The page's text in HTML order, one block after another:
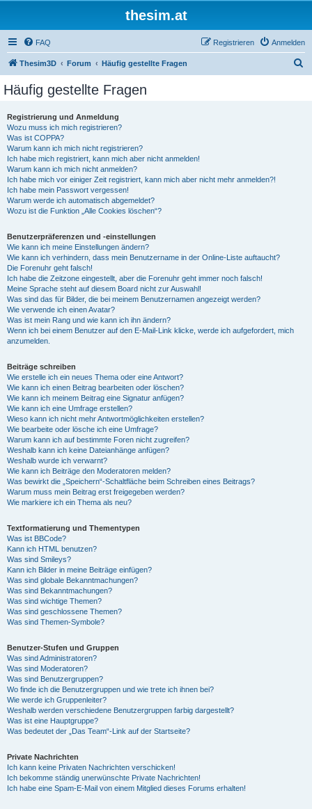
thesim.at
FAQ Anmelden
Registrieren
Thesim3D Forum Häufig gestellte Fragen
Häufig gestellte Fragen
Registrierung und Anmeldung
Wozu muss ich mich registrieren?
Was ist COPPA?
Warum kann ich mich nicht registrieren?
Ich habe mich registriert, kann mich aber nicht anmelden!
Warum kann ich mich nicht anmelden?
Ich habe mich vor einiger Zeit registriert, kann mich aber nicht mehr anmelden?!
Ich habe mein Passwort vergessen!
Warum werde ich automatisch abgemeldet?
Wozu ist die Funktion „Alle Cookies löschen“?
Benutzerpräferenzen und -einstellungen
Wie kann ich meine Einstellungen ändern?
Wie kann ich verhindern, dass mein Benutzername in der Online-Liste auftaucht?
Die Forenuhr geht falsch!
Ich habe die Zeitzone eingestellt, aber die Forenuhr geht immer noch falsch!
Meine Sprache steht auf diesem Board nicht zur Auswahl!
Was sind das für Bilder, die bei meinem Benutzernamen angezeigt werden?
Wie verwende ich einen Avatar?
Was ist mein Rang und wie kann ich ihn ändern?
Wenn ich bei einem Benutzer auf den E-Mail-Link klicke, werde ich aufgefordert, mich
anzumelden.
Beiträge schreiben
Wie erstelle ich ein neues Thema oder eine Antwort?
Wie kann ich einen Beitrag bearbeiten oder löschen?
Wie kann ich meinem Beitrag eine Signatur anfügen?
Wie kann ich eine Umfrage erstellen?
Wieso kann ich nicht mehr Antwortmöglichkeiten erstellen?
Wie bearbeite oder lösche ich eine Umfrage?
Warum kann ich auf bestimmte Foren nicht zugreifen?
Weshalb kann ich keine Dateianhänge anfügen?
Weshalb wurde ich verwarnt?
Wie kann ich Beiträge den Moderatoren melden?
Was bewirkt die „Speichern“-Schaltfläche beim Schreiben eines Beitrags?
Warum muss mein Beitrag erst freigegeben werden?
Wie markiere ich ein Thema als neu?
Textformatierung und Thementypen
Was ist BBCode?
Kann ich HTML benutzen?
Was sind Smileys?
Kann ich Bilder in meine Beiträge einfügen?
Was sind globale Bekanntmachungen?
Was sind Bekanntmachungen?
Was sind wichtige Themen?
Was sind geschlossene Themen?
Was sind Themen-Symbole?
Benutzer-Stufen und Gruppen
Was sind Administratoren?
Was sind Moderatoren?
Was sind Benutzergruppen?
Wo finde ich die Benutzergruppen und wie trete ich ihnen bei?
Wie werde ich Gruppenleiter?
Weshalb werden verschiedene Benutzergruppen farbig dargestellt?
Was ist eine Hauptgruppe?
Was bedeutet der „Das Team“-Link auf der Startseite?
Private Nachrichten
Ich kann keine Privaten Nachrichten verschicken!
Ich bekomme ständig unerwünschte Private Nachrichten!
Ich habe eine Spam-E-Mail von einem Mitglied dieses Forums erhalten!